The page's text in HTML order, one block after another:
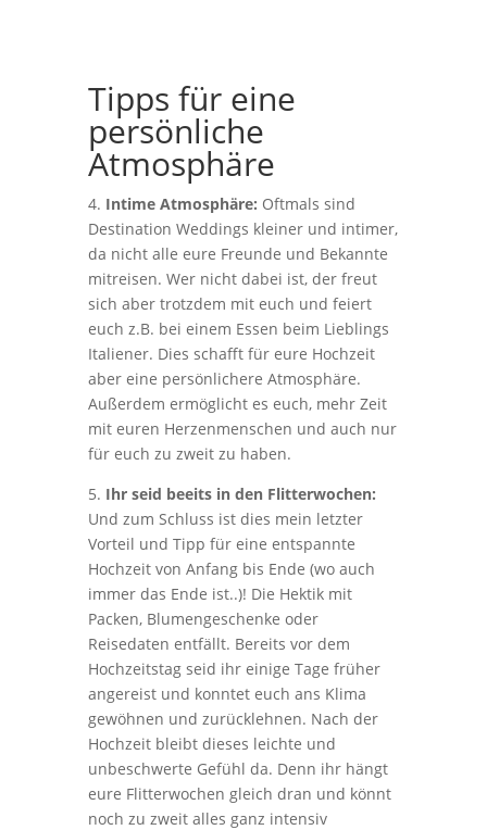
Tipps für eine
persönliche
Atmosphäre
4. Intime Atmosphäre: Oftmals sind
Destination Weddings kleiner und intimer,
da nicht alle eure Freunde und Bekannte
mitreisen. Wer nicht dabei ist, der freut
sich aber trotzdem mit euch und feiert
euch z.B. bei einem Essen beim Lieblings
Italiener. Dies schafft für eure Hochzeit
aber eine persönlichere Atmosphäre.
Außerdem ermöglicht es euch, mehr Zeit
mit euren Herzenmenschen und auch nur
für euch zu zweit zu haben.
5. Ihr seid beeits in den Flitterwochen:
Und zum Schluss ist dies mein letzter
Vorteil und Tipp für eine entspannte
Hochzeit von Anfang bis Ende (wo auch
immer das Ende ist..)! Die Hektik mit
Packen, Blumengeschenke oder
Reisedaten entfällt. Bereits vor dem
Hochzeitstag seid ihr einige Tage früher
angereist und konntet euch ans Klima
gewöhnen und zurücklehnen. Nach der
Hochzeit bleibt dieses leichte und
unbeschwerte Gefühl da. Denn ihr hängt
eure Flitterwochen gleich dran und könnt
noch zu zweit alles ganz intensiv